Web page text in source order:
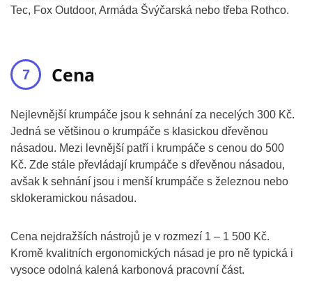
Tec, Fox Outdoor, Armáda Švýčarská nebo třeba Rothco.
Cena
Nejlevnější krumpáče jsou k sehnání za necelých 300 Kč.
Jedná se většinou o krumpáče s klasickou dřevěnou
násadou. Mezi levnější patří i krumpáče s cenou do 500
Kč. Zde stále převládají krumpáče s dřevěnou násadou,
avšak k sehnání jsou i menší krumpáče s železnou nebo
sklokeramickou násadou.
Cena nejdražších nástrojů je v rozmezí 1 – 1 500 Kč.
Kromě kvalitních ergonomických násad je pro ně typická i
vysoce odolná kalená karbonová pracovní část.